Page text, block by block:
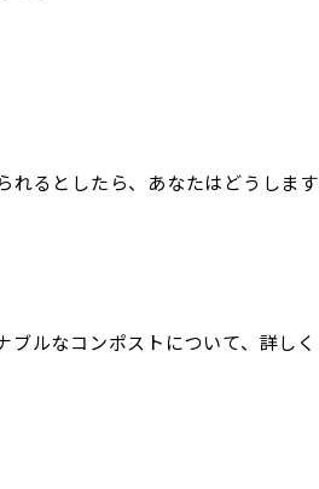
れるとしたら、あなたはどうします
ルなコンポストについて、詳しく